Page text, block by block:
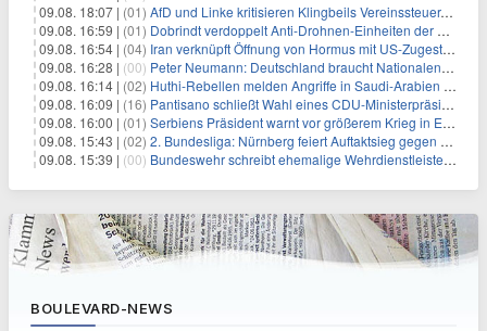
09.08. 18:07 | (01) AfD und Linke kritisieren Klingbeils Vereinssteuer-Pläne
09.08. 16:59 | (01) Dobrindt verdoppelt Anti-Drohnen-Einheiten der Bundespolizei
09.08. 16:54 | (04) Iran verknüpft Öffnung von Hormus mit US-Zugeständnissen
09.08. 16:28 | (00) Peter Neumann: Deutschland braucht Nationalen Sicherheitsberater
09.08. 16:14 | (02) Huthi-Rebellen melden Angriffe in Saudi-Arabien und im Jemen
09.08. 16:09 | (16) Pantisano schließt Wahl eines CDU-Ministerpräsident nicht aus
09.08. 16:00 | (01) Serbiens Präsident warnt vor größerem Krieg in Europa
09.08. 15:43 | (02) 2. Bundesliga: Nürnberg feiert Auftaktsieg gegen Dresden
09.08. 15:39 | (00) Bundeswehr schreibt ehemalige Wehrdienstleistende an
BOULEVARD-NEWS